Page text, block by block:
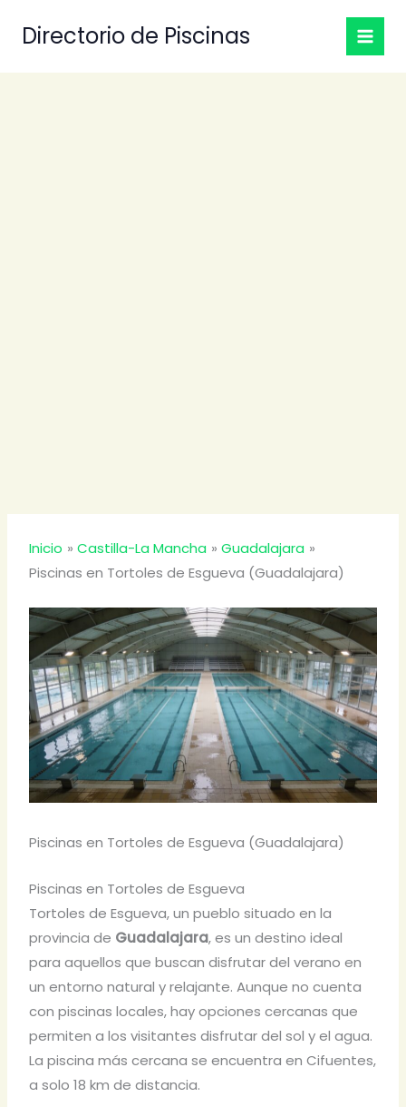
Directorio de Piscinas
Inicio Castilla-La Mancha
Guadalajara
Piscinas en Tortoles de Esgueva (Guadalajara)
Piscinas en Tortoles de Esgueva (Guadalajara)
Piscinas en Tortoles de Esgueva
Tortoles de Esgueva, un pueblo situado en la
provincia de Guadalajara, es un destino ideal
para aquellos que buscan disfrutar del verano en
un entorno natural y relajante. Aunque no cuenta
con piscinas locales, hay opciones cercanas que
permiten a los visitantes disfrutar del sol y el agua.
La piscina más cercana se encuentra en Cifuentes,
a solo 18 km de distancia.